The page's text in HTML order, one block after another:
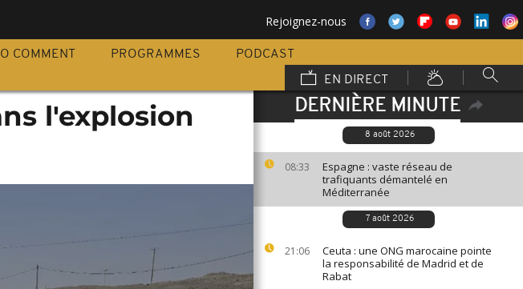
Rejoignez-nous
COMMENT PROGRAMMES
PODCAST
EN DIRECT
DERNIÈRE MINUTE
8 août 2026
08:33
Espagne : vaste réseau de
trafiquants démantelé en
Méditerranée
7 août 2026
21:06
Ceuta : une ONG marocaine pointe
la responsabilité de Madrid et de
Rabat
l'explosion